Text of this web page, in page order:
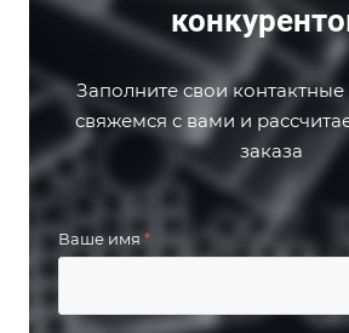
Заполните свои
свяжемся с вами и
заказа
Ваше имя *